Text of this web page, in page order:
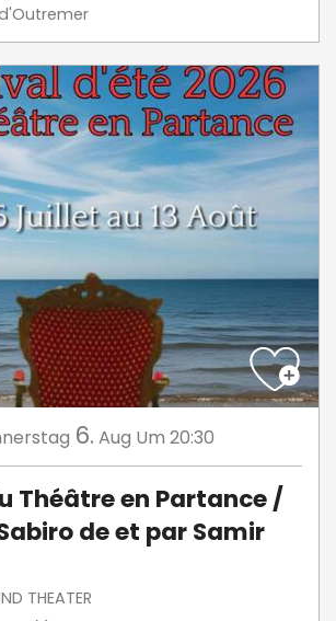
6. Aug Um 20:30
Théâtre en Partance /
de et par Samir
THEATER